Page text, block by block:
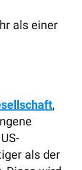
als einer
,
als der